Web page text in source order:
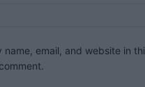
name, email, and website in